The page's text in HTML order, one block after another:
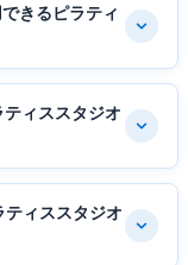
きるピラティ
ィススタジオ
ィススタジオ